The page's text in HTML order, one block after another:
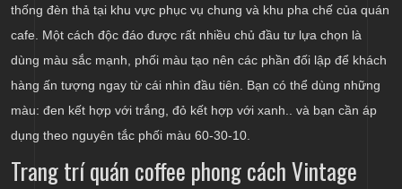
thống đèn thả tại khu vực phục vụ chung và khu pha chế của quán
cafe. Một cách độc đáo được rất nhiều chủ đầu tư lựa chọn là
dùng màu sắc mạnh, phối màu tạo nên các phần đối lập để khách
hàng ấn tượng ngay từ cái nhìn đầu tiên. Bạn có thể dùng những
màu: đen kết hợp với trắng, đỏ kết hợp với xanh.. và bạn cần áp
dụng theo nguyên tắc phối màu 60-30-10.
Trang trí quán coffee phong cách Vintage